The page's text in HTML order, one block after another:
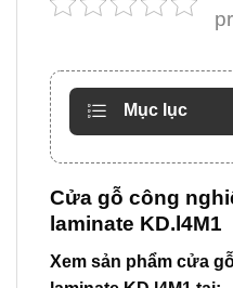
Mục lục
Cửa gỗ công
laminate KD.l4M1
Xem sản phẩm cửa